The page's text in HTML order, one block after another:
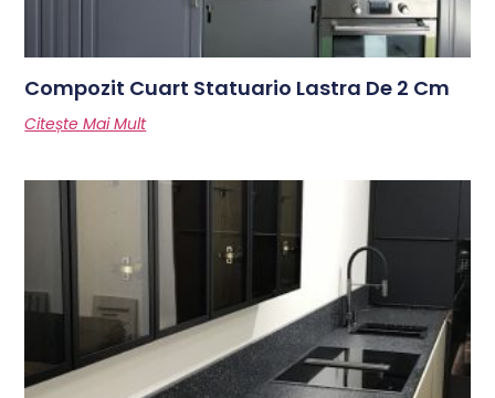
Compozit Cuart Statuario Lastra De 2 Cm
Citește Mai Mult